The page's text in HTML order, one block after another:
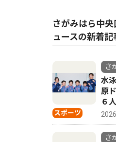
さがみはら中
ュースの新着記
スポーツ
さ
水
原
６
さ